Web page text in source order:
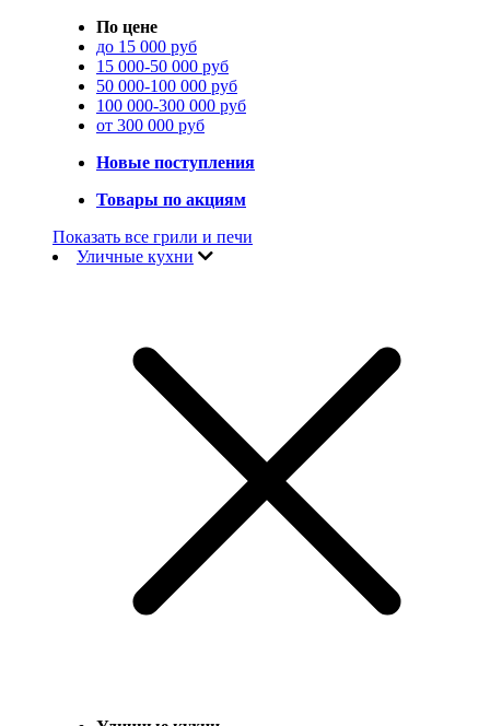
По цене
до 15 000 руб
15 000-50 000 руб
50 000-100 000 руб
100 000-300 000 руб
от 300 000 руб
Новые поступления
Товары по акциям
Показать все грили и печи
Уличные кухни